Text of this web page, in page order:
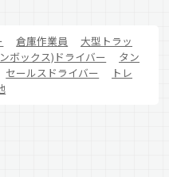
倉庫作業員
大型トラッ
ボックス)ドライバー
タン
セールスドライバー
トレ